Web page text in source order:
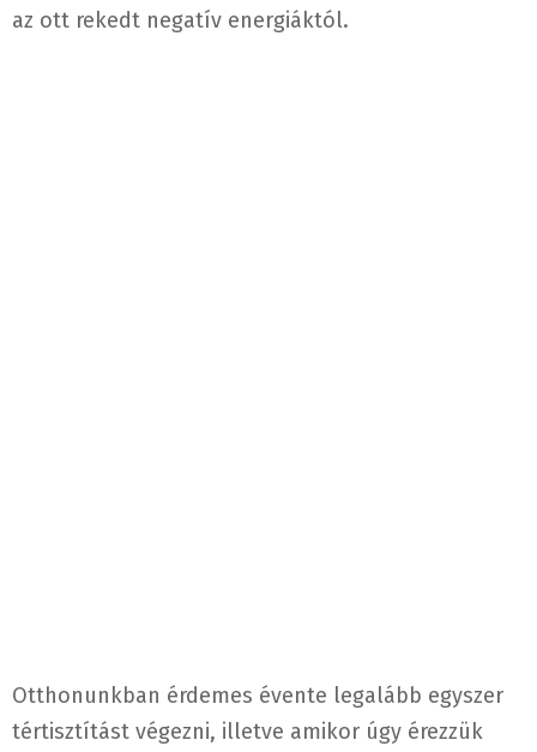
az ott rekedt negatív energiáktól.
Otthonunkban érdemes évente legalább egyszer
tértisztítást végezni, illetve amikor úgy érezzük